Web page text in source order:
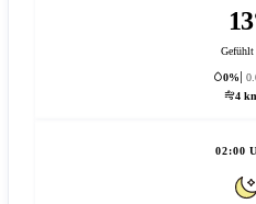
Gefühlt
0%
4
02:00